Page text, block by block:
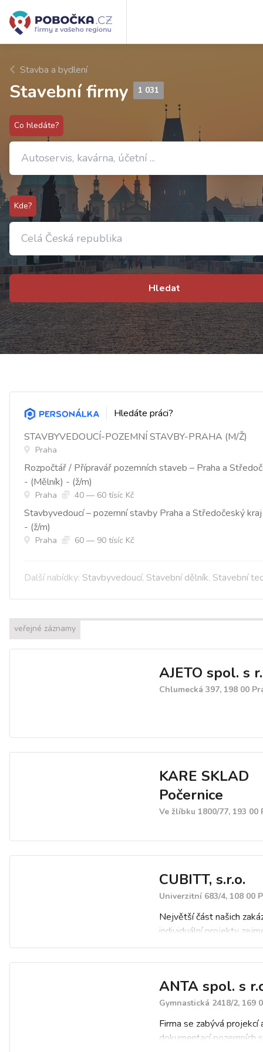
Stavba a bydlení
Stavební firmy 1 031
Co hledáte?
Kde?
Hledat
Hledáte práci?
STAVBYVEDOUCÍ-POZEMNÍ STAVBY-PRAHA (M/Ž)
Praha
Rozpočtář / Přípravář pozemních staveb – Praha a
- (Mělník) - (ž/m)
Praha 40 — 60 tísíc Kč
Stavbyvedoucí – pozemní stavby Praha a Středočeský
- (ž/m)
Praha 60 — 90 tísíc Kč
Další nabídky: Stavbyvedoucí, Stavební dělník, Stavební
veřejné záznamy
AJETO spol. s
Chlumecká 397, 198 00
KARE SKLAD
Počernice
Ve žlíbku 1800/77, 193 00
CUBITT, s.r.o.
Univerzitní 683/4, 108 00
Největší část našich
individuální projekty
výstavba a rekonstrukce
rodinných domů, bytů,
U všech realizací jsme
zajistit i dodávky interiérů
Dále také realizujeme
ANTA spol. s
Gymnastická 2418/2, 169
Firma se zabývá projekcí
dokumentací pozemních